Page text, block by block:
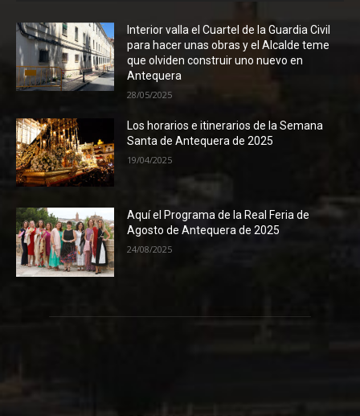
Interior valla el Cuartel de la Guardia Civil
para hacer unas obras y el Alcalde teme
que olviden construir uno nuevo en
Antequera
28/05/2025
Los horarios e itinerarios de la Semana
Santa de Antequera de 2025
19/04/2025
Aquí el Programa de la Real Feria de
Agosto de Antequera de 2025
24/08/2025